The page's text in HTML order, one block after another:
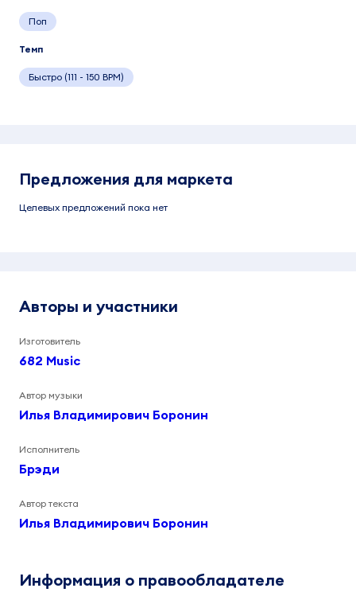
Поп
Темп
Быстро (111 - 150 BPM)
Предложения для маркета
Целевых предложений пока нет
Авторы и участники
Изготовитель
682 Music
Автор музыки
Илья Владимирович Боронин
Исполнитель
Брэди
Автор текста
Илья Владимирович Боронин
Информация о правообладателе